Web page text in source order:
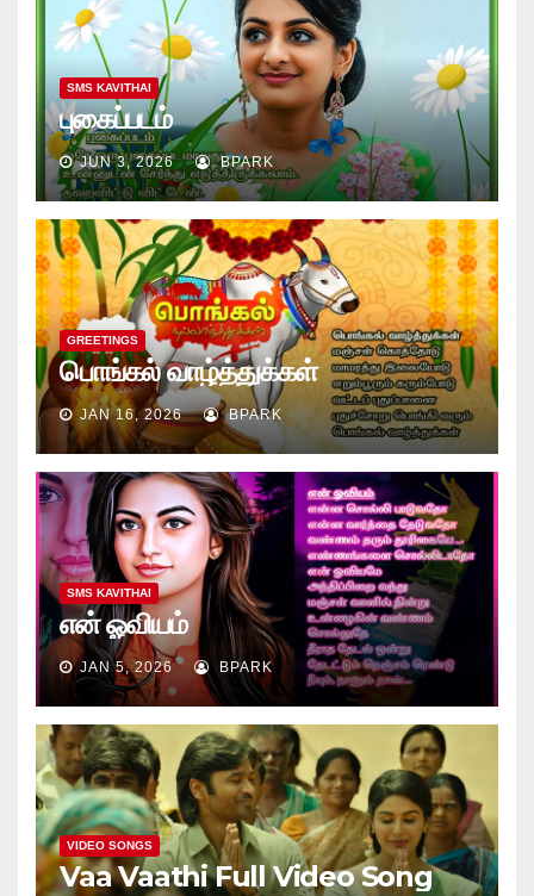
SMS KAVITHAI
புகைப்படம்
JUN 3, 2026 BPARK
GREETINGS
பொங்கல் வாழ்த்துக்கள்
JAN 16, 2026 BPARK
SMS KAVITHAI
என் ஓவியம்
JAN 5, 2026 BPARK
VIDEO SONGS
Vaa Vaathi Full Video Song